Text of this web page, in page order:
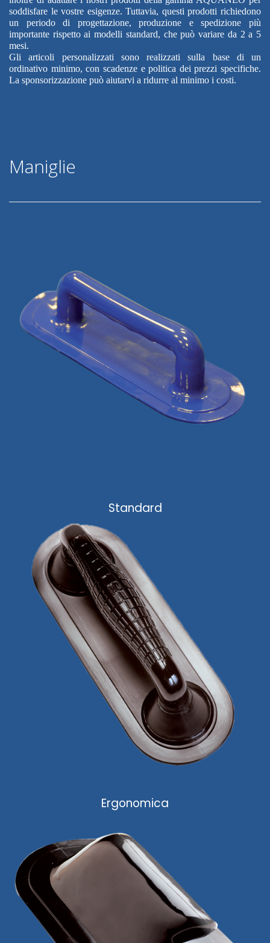
soddisfare le vostre esigenze. Tuttavia, questi prodotti richiedono
un periodo di progettazione, produzione e spedizione più
importante rispetto ai modelli standard, che può variare da 2 a 5
mesi.
Gli articoli personalizzati sono realizzati sulla base di un
ordinativo minimo, con scadenze e politica dei prezzi specifiche.
La sponsorizzazione può aiutarvi a ridurre al minimo i costi.
Maniglie
Standard
Ergonomica